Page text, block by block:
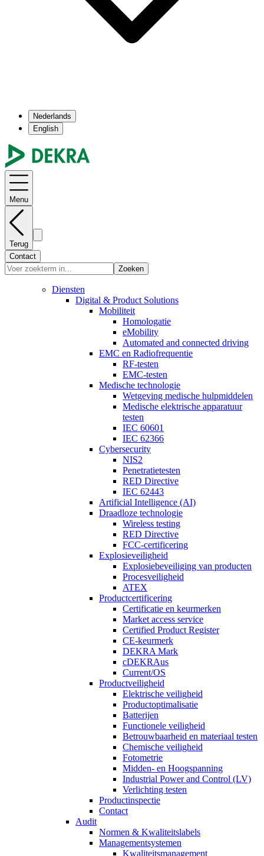
Nederlands
English
Menu
Terug
Contact
Zoeken
Diensten
Digital & Product Solutions
Mobiliteit
Homologatie
eMobility
Automated and connected driving
EMC en Radiofrequentie
RF-testen
EMC-testen
Medische technologie
Wetgeving medische hulpmiddelen
Medische elektrische apparatuur
testen
IEC 60601
IEC 62366
Cybersecurity
NIS2
Penetratietesten
RED Directive
IEC 62443
Artificial Intelligence (AI)
Draadloze technologie
Wireless testing
RED Directive
FCC-certificering
Explosieveiligheid
Explosiebeveiliging van producten
Procesveiligheid
ATEX
Productcertificering
Certificatie en keurmerken
Market access service
Certified Product Register
CE-keurmerk
DEKRA Mark
cDEKRAus
Current/OS
Productveiligheid
Elektrische veiligheid
Productoptimalisatie
Batterijen
Functionele veiligheid
Betrouwbaarheid en materiaal testen
Chemische veiligheid
Fotometrie
Midden- en Hoogspanning
Industrial Power and Control (LV)
Verlichting testen
Productinspectie
Contact
Audit
Normen & Kwaliteitslabels
Managementsystemen
Kwaliteitsmanagement